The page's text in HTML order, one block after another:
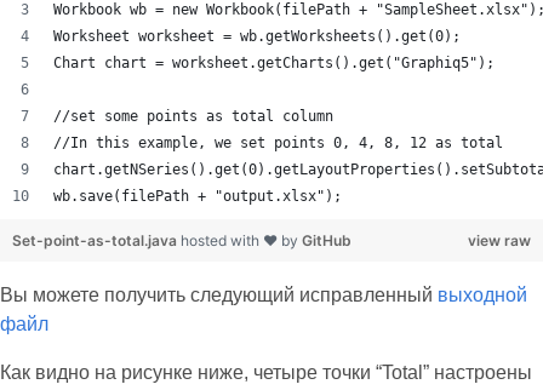
Workbook wb = new Workbook(filePath +
Worksheet worksheet = wb.getWorksheets().get(0);
Chart chart = worksheet.getCharts().get("Graphiq5");
//set some points as total column
//In this example, we set points 0, 4, 8, 12 as total
wb.save(filePath + "output.xlsx");
view raw
Set-point-as-total.java hosted with ❤ by GitHub
Вы можете получить следующий исправленный выходной
файл
Как видно на рисунке ниже, четыре точки “Total” настроены